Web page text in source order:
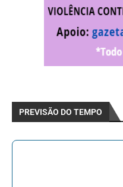
PREVISÃO DO TEMPO